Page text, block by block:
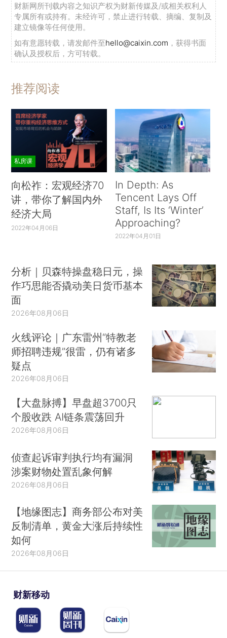
财新网所刊载内容之知识产权为财新传媒及/或相关权利人
专属所有或持有。未经许可，禁止进行转载、摘编、复制及
建立镜像等任何使用。
如有意愿转载，请发邮件至hello@caixin.com ，获得书面
确认及授权后，方可转载。
推荐阅读
私房课
向松祚：宏观经济70
讲，带你了解国内外
经济大局
2022年04月06日
In Depth: As
Tencent Lays Off
Staff, Is Its ‘Winter’
Approaching?
2022年04月01日
分析｜贝森特操盘稳日元，操
作巧思能否撬动美日货币基本
面
2026年08月06日
火线评论｜广东雷州“特教老
师招聘违规”很雷，仍有诸多
疑点
2026年08月06日
【大盘脉搏】早盘超3700只
个股收跌 AI链条震荡回升
2026年08月06日
侦查起诉审判执行均有漏洞
涉案财物处置乱象何解
2026年08月06日
【地缘图志】商务部公布对美
反制清单，黄金大涨后持续性
如何
2026年08月06日
财新移动